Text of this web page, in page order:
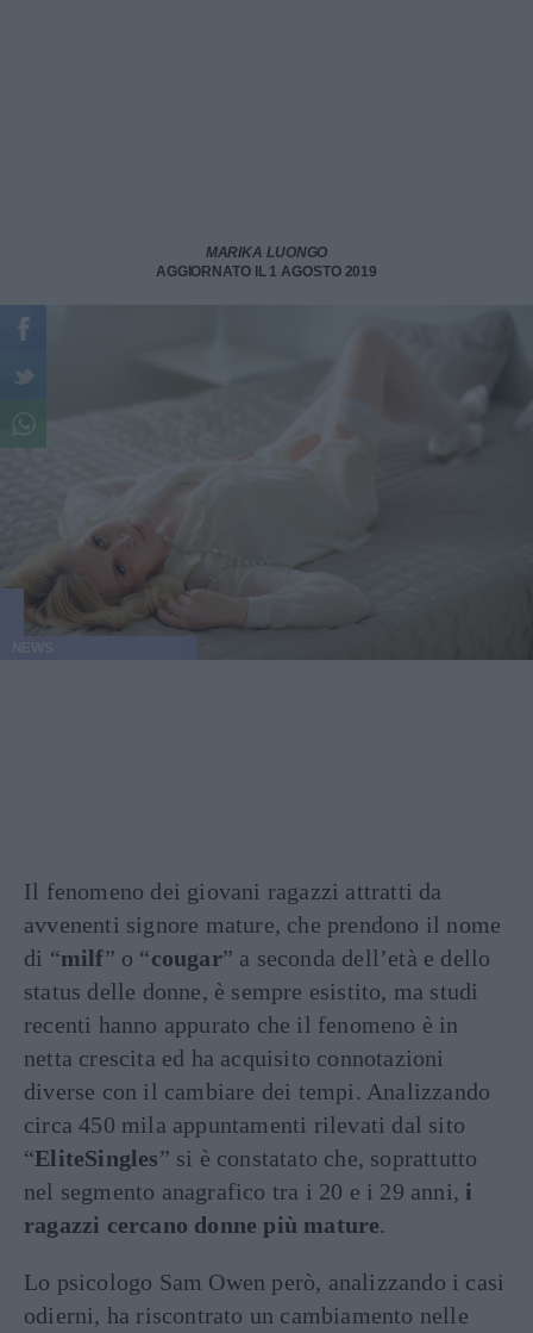
MARIKA LUONGO
AGGIORNATO IL 1 AGOSTO 2019
Il fenomeno dei giovani ragazzi attratti da
avvenenti signore mature, che prendono il nome
di “milf” o “cougar” a seconda dell’età e dello
status delle donne, è sempre esistito, ma studi
recenti hanno appurato che il fenomeno è in
netta crescita ed ha acquisito connotazioni
diverse con il cambiare dei tempi. Analizzando
circa 450 mila appuntamenti rilevati dal sito
“EliteSingles” si è constatato che, soprattutto
nel segmento anagrafico tra i 20 e i 29 anni, i
ragazzi cercano donne più mature.
Lo psicologo Sam Owen però, analizzando i casi
odierni, ha riscontrato un cambiamento nelle